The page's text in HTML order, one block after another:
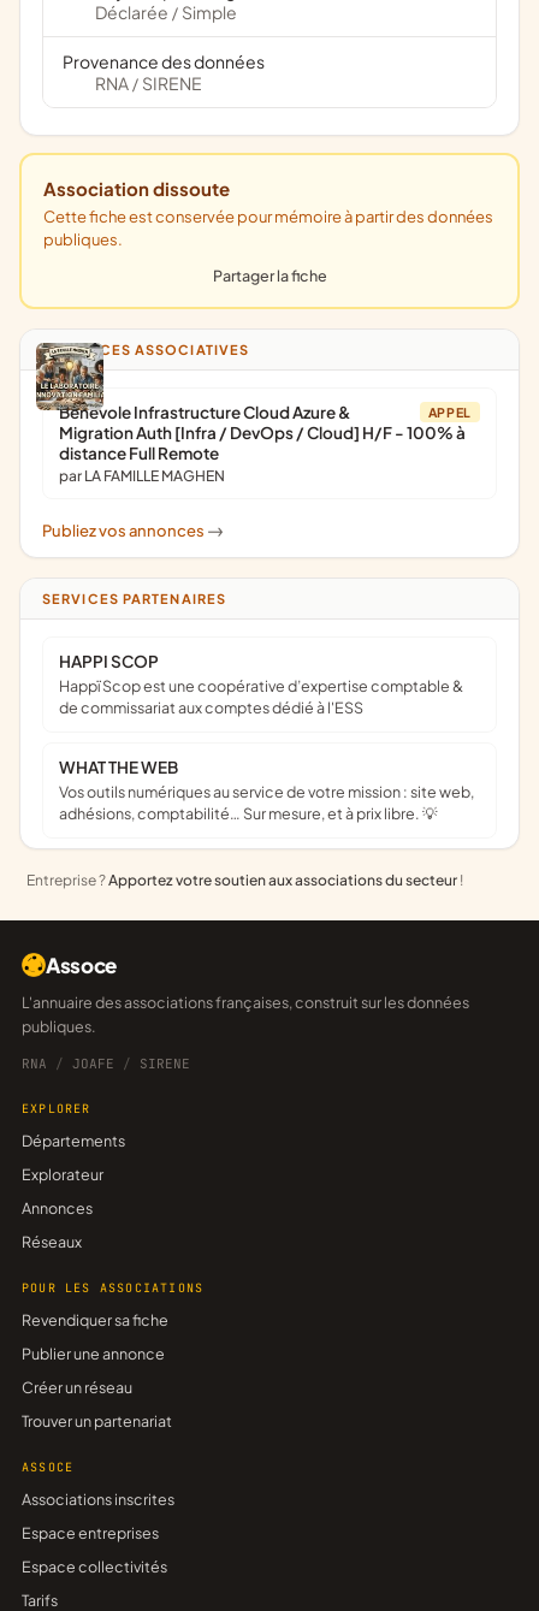
Déclarée / Simple
Provenance des données
RNA / SIRENE
Association dissoute
Cette fiche est conservée pour mémoire à partir des données
publiques.
Partager la fiche
ANNONCES ASSOCIATIVES
APPEL
Bénévole Infrastructure Cloud Azure &
Migration Auth [Infra / DevOps / Cloud] H/F - 100% à
distance Full Remote
par LA FAMILLE MAGHEN
Publiez vos annonces ->
SERVICES PARTENAIRES
HAPPI SCOP
Happï Scop est une coopérative d’expertise comptable &
de commissariat aux comptes dédié à l'ESS
WHAT THE WEB
Vos outils numériques au service de votre mission : site web,
adhésions, comptabilité… Sur mesure, et à prix libre. 💡
Entreprise ?Apportez votre soutien aux associations du secteur !
Assoce
L'annuaire des associations françaises, construit sur les données
publiques.
RNA / JOAFE / SIRENE
EXPLORER
Départements
Explorateur
Annonces
Réseaux
POUR LES ASSOCIATIONS
Revendiquer sa fiche
Publier une annonce
Créer un réseau
Trouver un partenariat
ASSOCE
Associations inscrites
Espace entreprises
Espace collectivités
Tarifs